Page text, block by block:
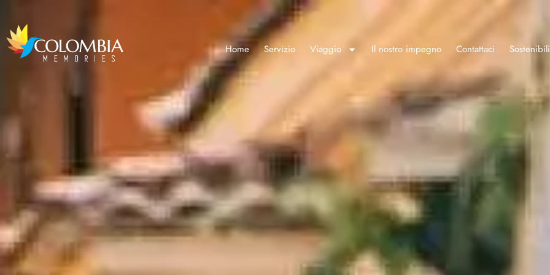
Home Servizio Viaggio Il nostro impegno Contattaci